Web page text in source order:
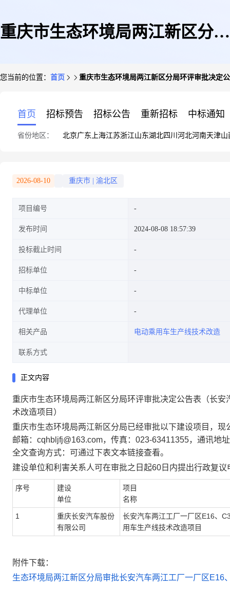
重庆市生态环境局两江新区分局
C385MCA系列电动乘用车生产
线技术改造项目)
您当前的位置： 首页 重庆市生态环境局两江新区分局环评审批决定
首页 招标预告 招标公告 重新招标 中标通知
省份地区： 北京广东 上海江苏浙江山东湖北四川 河北河南天津山
2026-08-10 重庆市 渝北区
项目编号
发布时间 2024-08-08 18:57:39
投标截止时间
招标单位
中标单位
代理单位
相关产品 电动乘用车生产线技术改造
联系方式
正文内容
重庆市生态环境局两江新区分局环评审批决定公告表（长
术改造项目）
重庆市生态环境局两江新区分局已经审批以下建设项目，
邮箱： cqhbljfj@163.com，传真： 023-63411355，通讯地
全文查询方式：可通过下表文本链接查看。
建设单位和利害关系人可在审批之日起60 日内提出行政复议
序号
建设
单位
项目
名称
1
重庆长安汽车股份
有限公司
长安汽车两江工厂一厂区E16、
用车生产线技术改造项目
附件下载：
生态环境局两江新区分局审批长安汽车两江工厂一厂区